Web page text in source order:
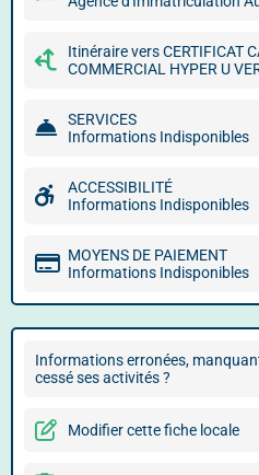
Itinéraire vers CERTIFICAT
COMMERCIAL HYPER U
SERVICES
Informations Indisponibles
ACCESSIBILITÉ
Informations Indisponibles
MOYENS DE PAIEMENT
Informations Indisponibles
Informations erronées,
cessé ses activités ?
Modifier cette fiche locale